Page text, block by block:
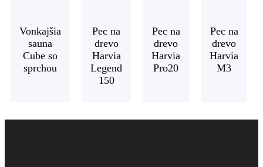
Vonkajšia
sauna
Cube so
sprchou
Pec na
drevo
Harvia
Legend
150
Pec na
drevo
Harvia
Pro20
Pec na
drevo
Harvia
M3